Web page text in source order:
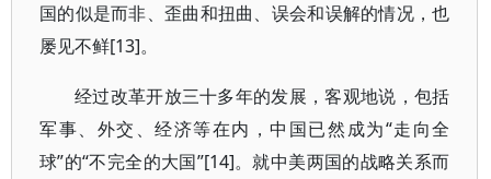
国的似是而非、歪曲和扭曲、误会和误解的情况，也
屡见不鲜[13]。
经过改革开放三十多年的发展，客观地说，包括
军事、外交、经济等在内，中国已然成为“走向全
球”的“不完全的大国”[14]。就中美两国的战略关系而